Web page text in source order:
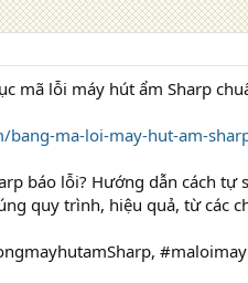
mã lỗi máy hút ẩm Sharp
bang-ma-loi-may-hut-am-
báo lỗi? Hướng dẫn cách
quy trình, hiệu quả, từ các